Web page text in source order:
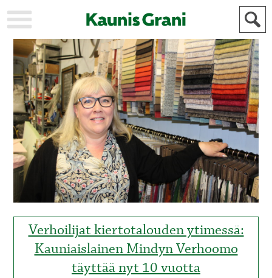
KAUPUNKI
STADEN
AJANKOHTAISTA
AKTUELLT
URHEILU
IDROTT
KULTTUURI
KULTUR
HISTORIA
HISTORIA
YLEINEN
ALLMÄN
MAINOSTAJILLE
FÖR
ANNONSÖRER
Verhoilijat kiertotalouden ytimessä:
Kauniaislainen Mindyn Verhoomo
täyttää nyt 10 vuotta